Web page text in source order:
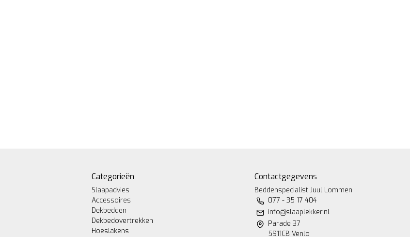
Categorieën
Slaapadvies
Accessoires
Dekbedden
Dekbedovertrekken
Hoeslakens
Contactgegevens
Beddenspecialist Juul Lommen
077 - 35 17 404
info@slaaplekker.nl
Parade 37
5911CB Venlo